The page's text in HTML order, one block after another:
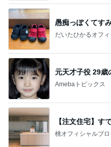
愚痴っぽくてす
だいたひかるオフ
元天才子役 29歳
Amebaトピックス
【注文住宅】す
桃オフィシャルブ